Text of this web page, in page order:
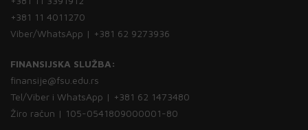
+381 11 4011270
Viber/WhatsApp | +381 62 9273936
FINANSIJSKA SLUŽBA:
finansije@fsu.edu.rs
Tel/Viber i WhatsApp | +381 62 1473480
Žiro račun | 105-0541809000001-80